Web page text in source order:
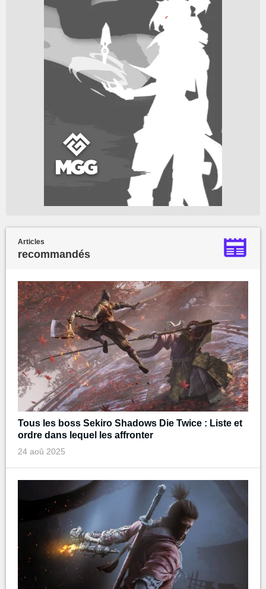
Articles
recommandés
Tous les boss Sekiro Shadows Die Twice : Liste et
ordre dans lequel les affronter
24 aoû 2025